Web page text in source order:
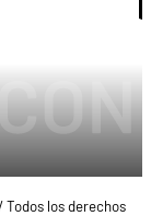
Todos los derechos